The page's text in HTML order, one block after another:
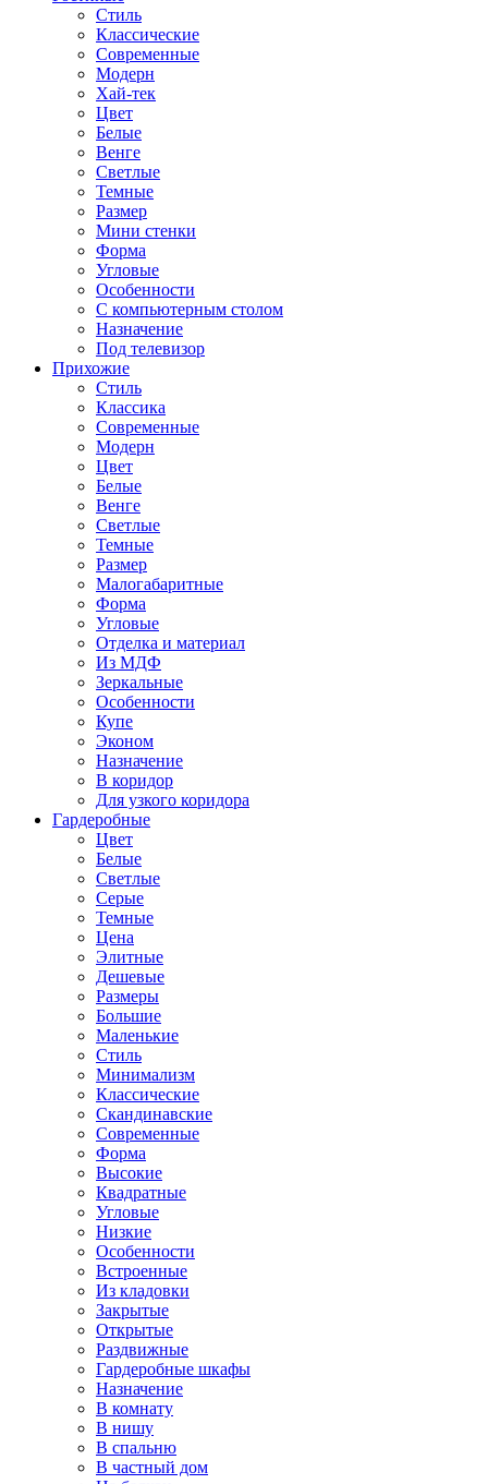
Стиль
Классические
Современные
Модерн
Хай-тек
Цвет
Белые
Венге
Светлые
Темные
Размер
Мини стенки
Форма
Угловые
Особенности
С компьютерным столом
Назначение
Под телевизор
Прихожие
Стиль
Классика
Современные
Модерн
Цвет
Белые
Венге
Светлые
Темные
Размер
Малогабаритные
Форма
Угловые
Отделка и материал
Из МДФ
Зеркальные
Особенности
Купе
Эконом
Назначение
В коридор
Для узкого коридора
Гардеробные
Цвет
Белые
Светлые
Серые
Темные
Цена
Элитные
Дешевые
Размеры
Большие
Маленькие
Стиль
Минимализм
Классические
Скандинавские
Современные
Форма
Высокие
Квадратные
Угловые
Низкие
Особенности
Встроенные
Из кладовки
Закрытые
Открытые
Раздвижные
Гардеробные шкафы
Назначение
В комнату
В нишу
В спальню
В частный дом